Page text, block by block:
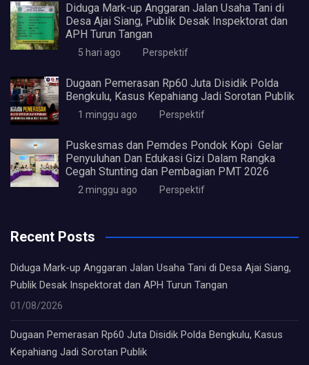
Diduga Mark-up Anggaran Jalan Usaha Tani di
Desa Ajai Siang, Publik Desak Inspektorat dan
APH Turun Tangan
5 hari ago Perspektif
Dugaan Pemerasan Rp60 Juta Disidik Polda
Bengkulu, Kasus Kepahiang Jadi Sorotan Publik
1 minggu ago Perspektif
Puskesmas dan Pemdes Pondok Kopi Gelar
Penyuluhan Dan Edukasi Gizi Dalam Rangka
Cegah Stunting dan Pembagian PMT 2026
2 minggu ago Perspektif
Recent Posts
Diduga Mark-up Anggaran Jalan Usaha Tani di Desa Ajai Siang,
Publik Desak Inspektorat dan APH Turun Tangan
01/08/2026
Dugaan Pemerasan Rp60 Juta Disidik Polda Bengkulu, Kasus
Kepahiang Jadi Sorotan Publik